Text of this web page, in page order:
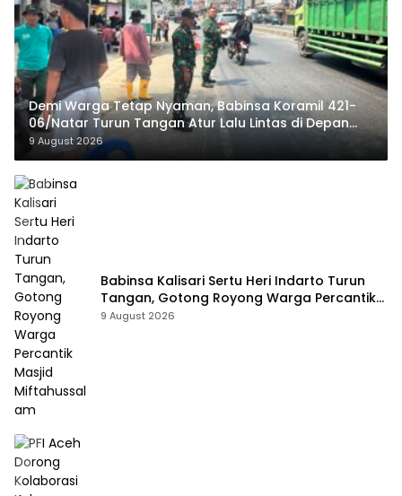
Demi Warga Tetap Nyaman, Babinsa Koramil 421-
06/Natar Turun Tangan Atur Lalu Lintas di Depan
Masjid Baiturrohim
9 August 2026
Babinsa Kalisari Sertu Heri Indarto Turun
Tangan, Gotong Royong Warga Percantik
Masjid Miftahussalam
9 August 2026